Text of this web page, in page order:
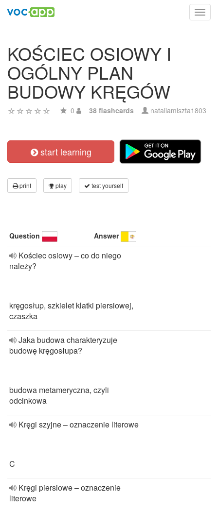
KOŚCIEC OSIOWY I
OGÓLNY PLAN
BUDOWY KRĘGÓW
0 38 flashcards nataliamiszta1803
start learning
print play test yourself
Question Answer
Kościec osiowy – co do niego
należy?
kręgosłup, szkielet klatki piersiowej,
czaszka
Jaka budowa charakteryzuje
budowę kręgosłupa?
budowa metameryczna, czyli
odcinkowa
Kręgi szyjne – oznaczenie literowe
C
Kręgi piersiowe – oznaczenie
literowe